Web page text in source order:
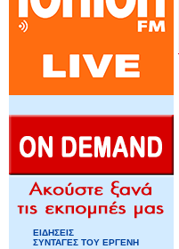
ΕΙΔΗΣΕΙΣ
ΣΥΝΤΑΓΕΣ ΤΟΥ ΕΡΓΕΝΗ